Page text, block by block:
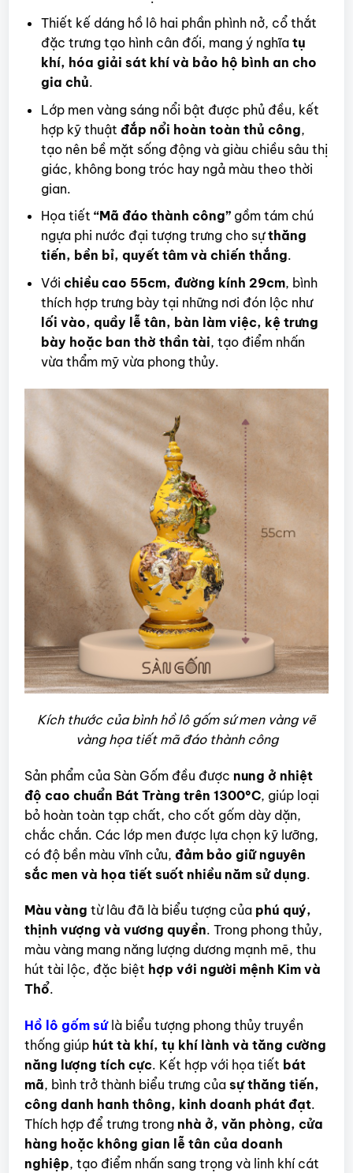
Thiết kế dáng hồ lô hai phần phình nở, cổ thắt
đặc trưng tạo hình cân đối, mang ý nghĩa tụ
khí, hóa giải sát khí và bảo hộ bình an cho
gia chủ.
Lớp men vàng sáng nổi bật được phủ đều, kết
hợp kỹ thuật đắp nổi hoàn toàn thủ công,
tạo nên bề mặt sống động và giàu chiều sâu thị
giác, không bong tróc hay ngả màu theo thời
gian.
Họa tiết “Mã đáo thành công”gồm tám chú
ngựa phi nước đại tượng trưng cho sựthăng
tiến, bền bỉ, quyết tâm và chiến thắng.
Với chiều cao 55cm, đường kính 29cm, bình
thích hợp trưng bày tại những nơi đón lộc như
lối vào, quầy lễ tân, bàn làm việc, kệ trưng
bày hoặc ban thờ thần tài, tạo điểm nhấn
vừa thẩm mỹ vừa phong thủy.
Kích thước của bình hồ lô gốm sứ men vàng vẽ
vàng họa tiết mã đáo thành công
Sản phẩm của Sàn Gốm đều được nung ở nhiệt
độ cao chuẩn Bát Tràng trên 1300°C, giúp loại
bỏ hoàn toàn tạp chất, cho cốt gốm dày dặn,
chắc chắn. Các lớp men được lựa chọn kỹ lưỡng,
có độ bền màu vĩnh cửu, đảm bảo giữ nguyên
sắc men và họa tiết suốt nhiều năm sử dụng.
Màu vàng từ lâu đã là biểu tượng của phú quý,
thịnh vượng và vương quyền. Trong phong thủy,
màu vàng mang năng lượng dương mạnh mẽ, thu
hút tài lộc, đặc biệt hợp với người mệnh Kim và
Thổ.
Hồ lô gốm sứlà biểu tượng phong thủy truyền
thống giúp hút tà khí, tụ khí lành và tăng cường
năng lượng tích cực. Kết hợp với họa tiết bát
mã, bình trở thành biểu trưng của sự thăng tiến,
công danh hanh thông, kinh doanh phát đạt.
Thích hợp để trưng trong nhà ở, văn phòng, cửa
hàng hoặc không gian lễ tân của doanh
nghiệp, tạo điểm nhấn sang trọng và linh khí cát